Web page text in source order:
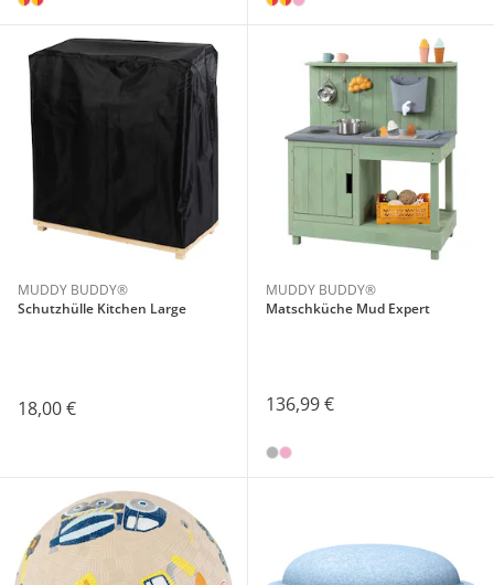
MUDDY BUDDY®
Schutzhülle Kitchen Large
18,00 €
MUDDY BUDDY®
Matschküche Mud Expert
136,99 €